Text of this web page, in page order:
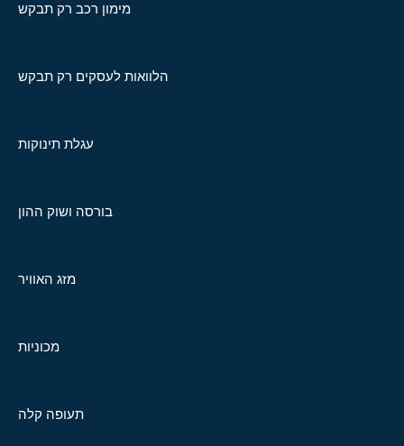
מימון רכב רק תבקש
הלוואות לעסקים רק תבקש
עגלת תינוקות
בורסה ושוק ההון
מזג האוויר
מכוניות
תעופה קלה